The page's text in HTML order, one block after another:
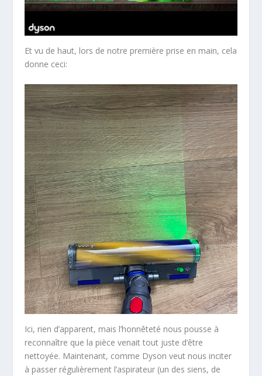
Et vu de haut, lors de notre première prise en main, cela
donne ceci:
Ici, rien d’apparent, mais l’honnêteté nous pousse à
reconnaître que la pièce venait tout juste d’être
nettoyée. Maintenant, comme Dyson veut nous inciter
à passer régulièrement l’aspirateur (un des siens, de